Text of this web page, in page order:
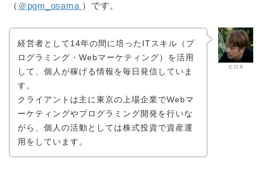
（ ＠pgm_osama ）です。
ヒロキ
経営者として14年の間に培ったITスキル（プ
ログラミング・Webマーケティング）を活用
して、個人が稼げる情報を毎日発信していま
す。
クライアントは主に東京の上場企業でWebマ
ーケティングやプログラミング開発を行いな
がら、個人の活動としては株式投資で資産運
用をしています。